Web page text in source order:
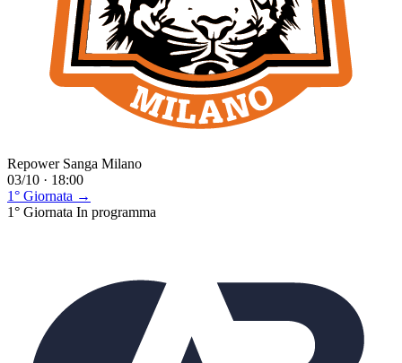
Repower Sanga Milano
03/10 · 18:00
1° Giornata →
1° Giornata In programma